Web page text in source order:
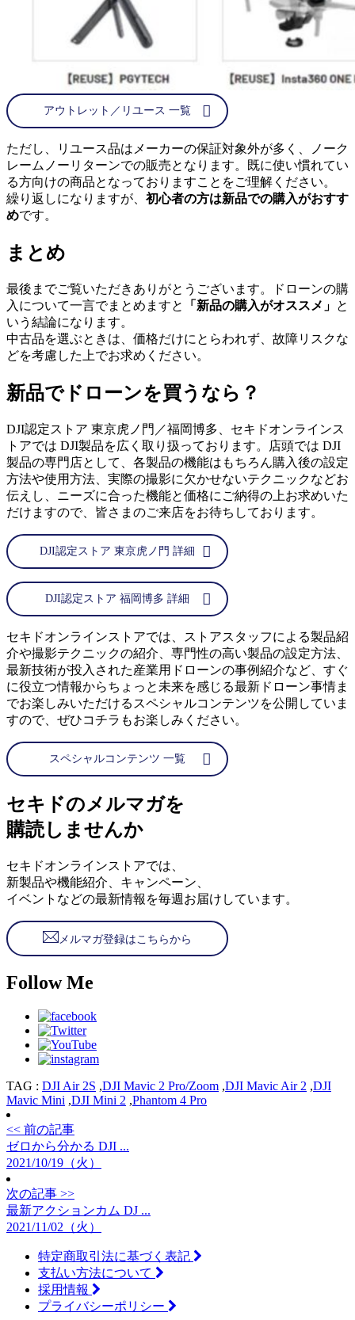
アウトレット／リユース 一覧
ただし、リユース品はメーカーの保証対象外が多く、ノーク
レームノーリターンでの販売となります。既に使い慣れてい
る方向けの商品となっておりますことをご理解ください。
繰り返しになりますが、 初心者の方は新品での購入がおすす
めです。
まとめ
最後までご覧いただきありがとうございます。ドローンの購
入について一言でまとめますと
「新品の購入がオススメ」 と
いう結論になります。
中古品を選ぶときは、価格だけにとらわれず、故障リスクな
どを考慮した上でお求めください。
新品でドローンを買うなら？
DJI認定ストア 東京虎ノ門／福岡博多、セキドオンラインス
トアでは DJI製品を広く取り扱っております。店頭では DJI
製品の専門店として、各製品の機能はもちろん購入後の設定
方法や使用方法、実際の撮影に欠かせないテクニックなどお
伝えし、ニーズに合った機能と価格にご納得の上お求めいた
だけますので、皆さまのご来店をお待ちしております。
DJI認定ストア 東京虎ノ門 詳細
DJI認定ストア 福岡博多 詳細
セキドオンラインストアでは、ストアスタッフによる製品紹
介や撮影テクニックの紹介、専門性の高い製品の設定方法、
最新技術が投入された産業用ドローンの事例紹介など、すぐ
に役立つ情報からちょっと未来を感じる最新ドローン事情ま
でお楽しみいただけるスペシャルコンテンツを公開していま
すので、ぜひコチラもお楽しみください。
スペシャルコンテンツ 一覧
セキドのメルマガを
購読しませんか
セキドオンラインストアでは、
新製品や機能紹介、キャンペーン、
イベントなどの最新情報を毎週お届けしています。
メルマガ登録はこちらから
Follow Me
TAG : DJI Air 2S ,DJI Mavic 2 Pro/Zoom ,DJI Mavic Air 2 ,DJI
Mavic Mini ,DJI Mini 2 ,Phantom 4 Pro
<< 前の記事
ゼロから分かる DJI ...
2021/10/19（火）
次の記事 >>
最新アクションカム DJ ...
2021/11/02（火）
特定商取引法に基づく表記
支払い方法について
採用情報
プライバシーポリシー